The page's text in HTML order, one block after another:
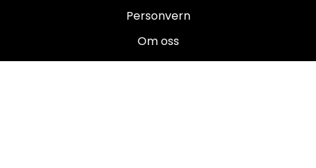
Personvern
Om oss
Salgsbetingelser